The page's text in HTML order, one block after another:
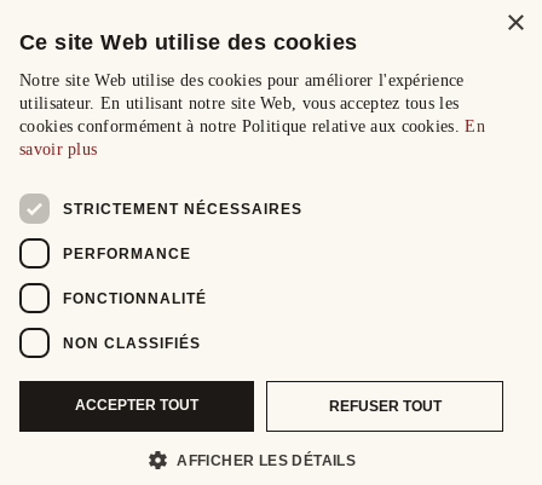
×
Ce site Web utilise des cookies
Notre site Web utilise des cookies pour améliorer l'expérience
utilisateur. En utilisant notre site Web, vous acceptez tous les
cookies conformément à notre Politique relative aux cookies.En
savoir plus
STRICTEMENT NÉCESSAIRES
PERFORMANCE
FONCTIONNALITÉ
NON CLASSIFIÉS
ACCEPTER TOUT REFUSER TOUT
AFFICHER LES DÉTAILS